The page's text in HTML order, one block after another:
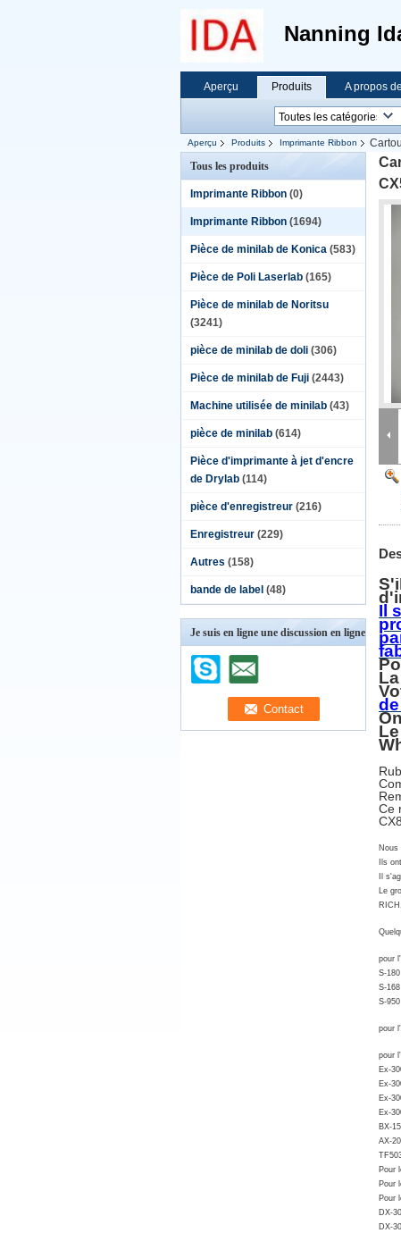
Nanning
Aperçu Produits A propos
Aperçu Produits Imprimante Ribbon
Tous les produits
Imprimante Ribbon (0)
Imprimante Ribbon (1694)
Pièce de minilab de Konica (583)
Pièce de Poli Laserlab (165)
Pièce de minilab de Noritsu
(3241)
pièce de minilab de doli (306)
Pièce de minilab de Fuji (2443)
Machine utilisée de minilab (43)
pièce de minilab (614)
Pièce d'imprimante à jet d'encre
de Drylab (114)
pièce d'enregistreur (216)
Enregistreur (229)
Autres (158)
bande de label (48)
Je suis en ligne une discussion en ligne
Il
Ce
Nous
Ils
Il
Le
pour
S-180
S-168
S-950
pour
pour
Ex-
Ex-
Ex-
Ex-
BX-
AX-
Pour
Pour
Pour
DX-
DX-